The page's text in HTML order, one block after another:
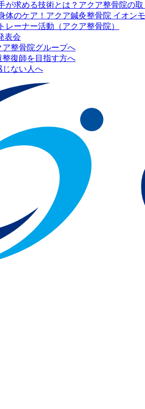
が求める技術とは？アクア整骨院の取
体のケア！アクア鍼灸整骨院 イオン
レーナー活動（アクア整骨院）
表会
整骨院グループへ
復師を目指す方へ
じない人へ